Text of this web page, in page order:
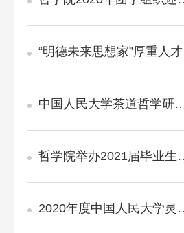
“明德未来思想家”厚重人才成长支持计划项目学员 赴河北正定、西柏坡实践调研
中国人民大学茶道哲学研究所:第四届“我与茶道”有奖征文启事
哲学院举办2021届毕业生就业动员大会
2020年度中国人民大学灵卉伦理学奖学金申请办法